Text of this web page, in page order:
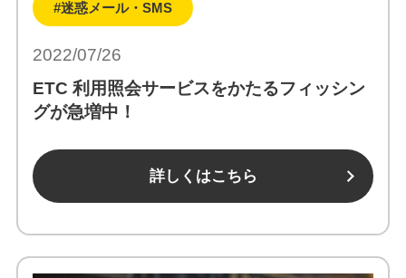
#迷惑メール・SMS
2022/07/26
ETC 利用照会サービスをかたるフィッシン
グが急増中！
詳しくはこちら